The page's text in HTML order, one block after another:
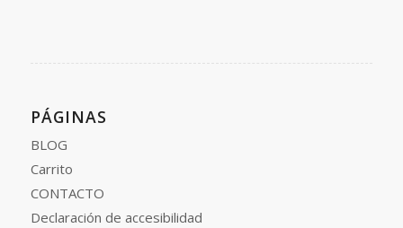
PÁGINAS
BLOG
Carrito
CONTACTO
Declaración de accesibilidad